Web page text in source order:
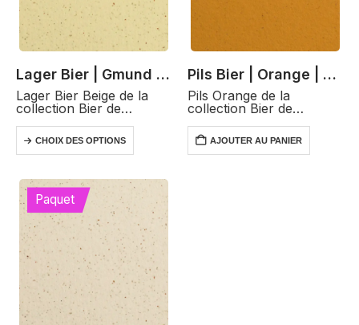
Lager Bier | Gmund | Beige
Lager Bier Beige de la
collection Bier de
PROCOP, est un papier
raffiné avec une teinte
beige subtile inspirée par
en grammages de…
CHOIX DES OPTIONS
Ce
produit
plusieurs
variations.
Les
options
peuvent
être
choisies
sur
Pils Bier | Orange | Gmund
Pils Orange de la
collection Bier de
PROCOP, est un papier
vibrant et audacieux
avec une teinte orange
AJOUTER AU PANIER
Paquet